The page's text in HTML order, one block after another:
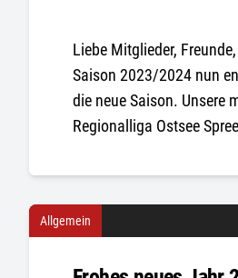
Liebe Mitglieder,
Saison 2023/2024 nun
die neue Saison. Unsere
Regionalliga Ostsee
Allgemein